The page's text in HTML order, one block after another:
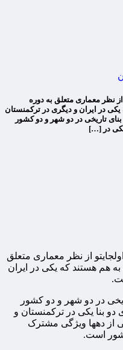
نظر معماری متعلق به دوره
در ایران و دیگری در ترکمنستان
تاریخی در دو شهر و دو کشور
یکی در […]
از نظر معماری متعلق
هم هستند که یکی در ایران
در دو شهر و دو کشور
بنا یکی در ترکمنستان و
از دهها ویژگی مشترک
است.